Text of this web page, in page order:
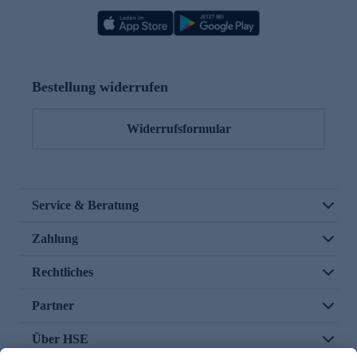
Bestellung widerrufen
Widerrufsformular
Service & Beratung
Zahlung
Rechtliches
Partner
Über HSE